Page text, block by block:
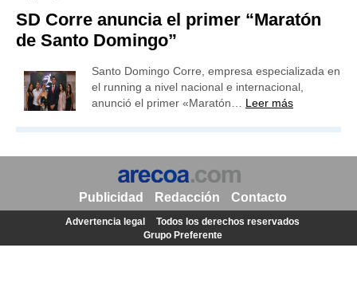
SD Corre anuncia el primer “Maratón
de Santo Domingo”
Santo Domingo Corre, empresa especializada en
el running a nivel nacional e internacional,
anunció el primer «Maratón… Leer más
Publicidad Redacción Contacto
Advertencia legal
Todos los derechos reservados
Grupo Preferente